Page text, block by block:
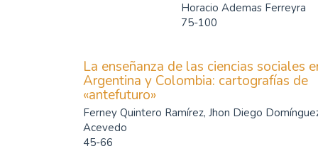
Horacio Ademas Ferreyra
75-100
La enseñanza de las ciencias sociales
Argentina y Colombia: cartografías de
«antefuturo»
Ferney Quintero Ramírez, Jhon Diego
Acevedo
45-66